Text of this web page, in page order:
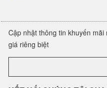
Cập nhật thông tin khuyến
giá riêng biệt